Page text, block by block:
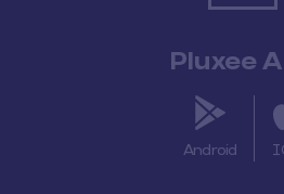
Pluxee
Android